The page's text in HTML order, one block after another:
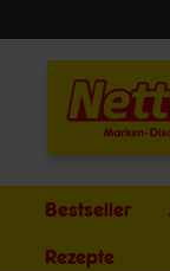
Bestseller
Rezepte